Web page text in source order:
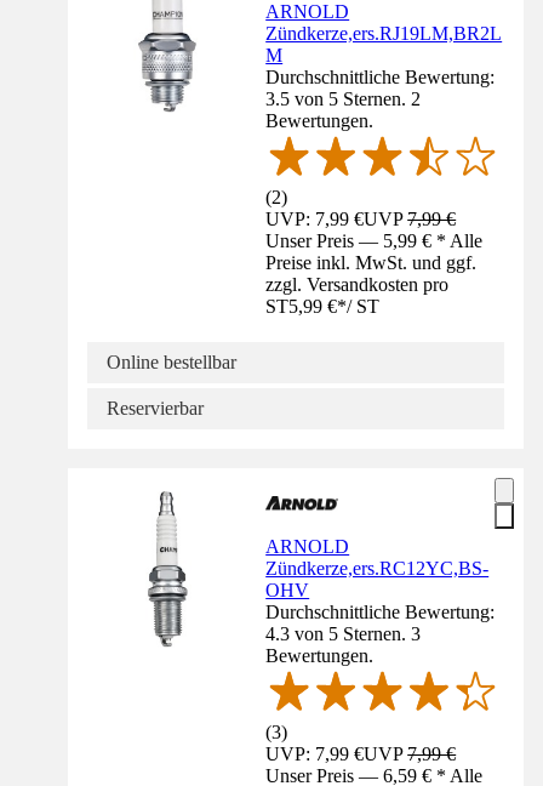
ARNOLD
Zündkerze,ers.RJ19LM,BR2L
M
Durchschnittliche Bewertung:
3.5 von 5 Sternen. 2
Bewertungen.
(2)
UVP: 7,99 €UVP7,99 €
Unser Preis — 5,99 € * Alle
Preise inkl. MwSt. und ggf.
zzgl. Versandkosten pro
ST5,99 €*/ ST
Online bestellbar
Reservierbar
ARNOLD
Zündkerze,ers.RC12YC,BS-
OHV
Durchschnittliche Bewertung:
4.3 von 5 Sternen. 3
Bewertungen.
(3)
UVP: 7,99 €UVP7,99 €
Unser Preis — 6,59 € * Alle